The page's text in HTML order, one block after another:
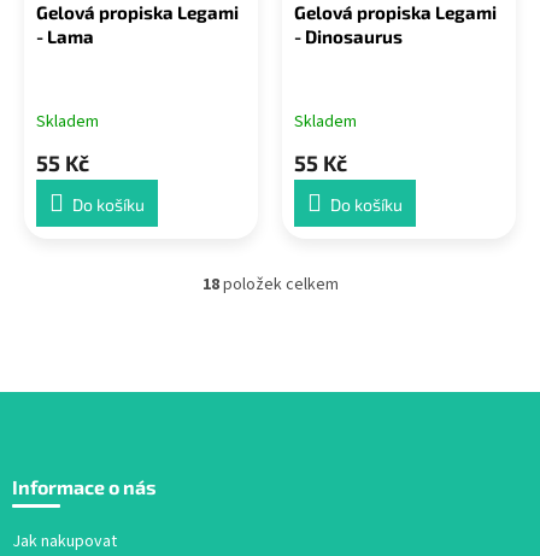
Gelová propiska Legami
- Lama
Skladem
55 Kč
Do košíku
Gelová propiska Legami
- Dinosaurus
Skladem
55 Kč
Do košíku
O
d
18položek celkem
p
Informace o nás
Jak nakupovat